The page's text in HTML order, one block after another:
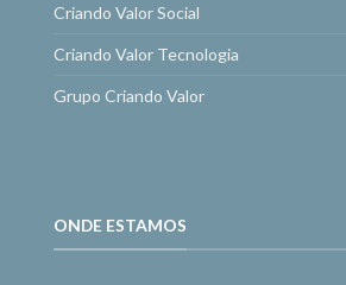
Criando Valor Social
Criando Valor Tecnologia
Grupo Criando Valor
ONDE ESTAMOS